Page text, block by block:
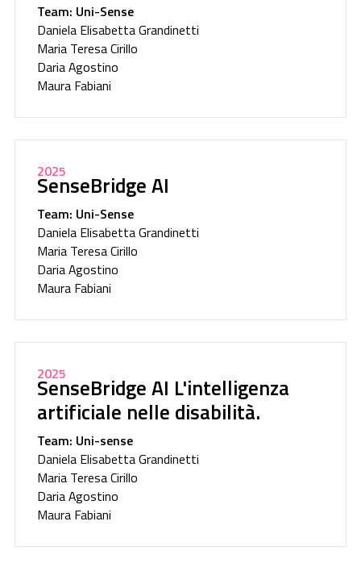
Team: Uni-Sense
Daniela Elisabetta Grandinetti
Maria Teresa Cirillo
Daria Agostino
Maura Fabiani
2025
SenseBridge AI
Team: Uni-Sense
Daniela Elisabetta Grandinetti
Maria Teresa Cirillo
Daria Agostino
Maura Fabiani
2025
SenseBridge AI L'intelligenza
artificiale nelle disabilità.
Team: Uni-sense
Daniela Elisabetta Grandinetti
Maria Teresa Cirillo
Daria Agostino
Maura Fabiani